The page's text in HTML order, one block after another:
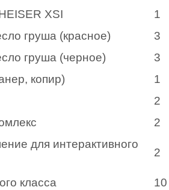
XSI
1
груша (красное)
3
груша (черное)
3
копир)
1
2
2
для интерактивного
2
класса
10